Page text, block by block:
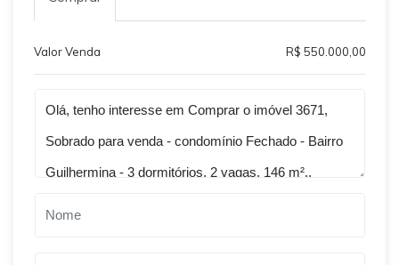
Valor Venda R$ 550.000,00